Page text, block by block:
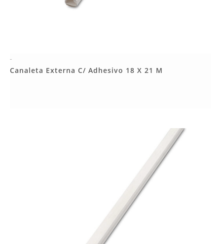
Más Detalles
-
Canaleta Externa C/ Adhesivo 18 X 21 M